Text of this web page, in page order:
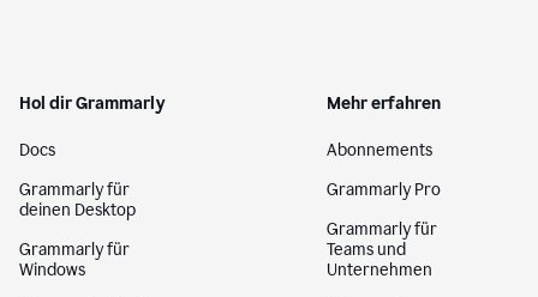
Hol dir Grammarly
Docs
Grammarly für
deinen Desktop
Grammarly für
Windows
Mehr erfahren
Abonnements
Grammarly Pro
Grammarly für
Teams und
Unternehmen